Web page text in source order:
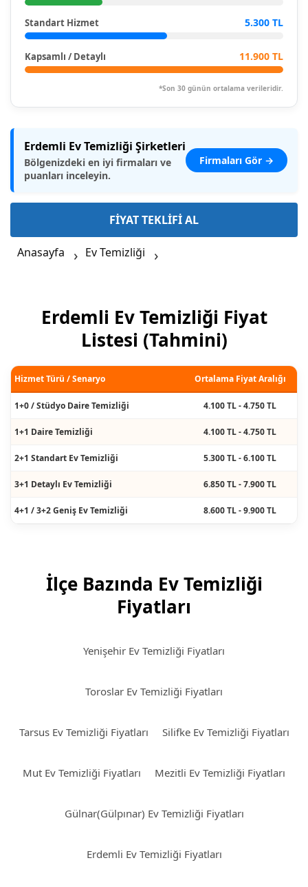
Standart Hizmet 5.300 TL
Kapsamlı / Detaylı 11.900 TL
*Son 30 günün ortalama verileridir.
Erdemli Ev Temizliği Şirketleri
Bölgenizdeki en iyi firmaları ve
puanları inceleyin.
Firmaları Gör →
FİYAT TEKLİFİ AL
Anasayfa Ev Temizliği
Erdemli Ev Temizliği Fiyat
Listesi (Tahmini)
Hizmet Türü / Senaryo Ortalama Fiyat Aralığı
1+0 / Stüdyo Daire Temizliği 4.100 TL - 4.750 TL
1+1 Daire Temizliği 4.100 TL - 4.750 TL
2+1 Standart Ev Temizliği 5.300 TL - 6.100 TL
3+1 Detaylı Ev Temizliği 6.850 TL - 7.900 TL
4+1 / 3+2 Geniş Ev Temizliği 8.600 TL - 9.900 TL
İlçe Bazında Ev Temizliği
Fiyatları
Yenişehir Ev Temizliği Fiyatları
Toroslar Ev Temizliği Fiyatları
Tarsus Ev Temizliği Fiyatları Silifke Ev Temizliği Fiyatları
Mut Ev Temizliği Fiyatları Mezitli Ev Temizliği Fiyatları
Gülnar(Gülpınar) Ev Temizliği Fiyatları
Erdemli Ev Temizliği Fiyatları